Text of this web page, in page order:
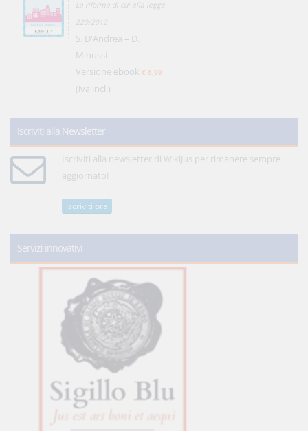
La riforma di cui alla legge
220/2012
S. D'Andrea – D.
Minussi
Versione ebook € 6,99
(iva incl.)
Iscriviti alla Newsletter
Iscriviti alla newsletter di WikiJus per rimanere sempre
aggiornato!
Iscriviti ora
Servizi innovativi